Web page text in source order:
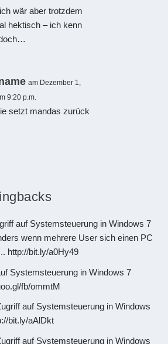
wär aber trotzdem
hektisch – ich kenn
am Dezember 1,
9:20 p.m.
setzt mandas zurück
auf Systemsteuerung in Windows 7
wenn mehrere User sich einen PC
http://bit.ly/a0Hy49
Systemsteuerung in Windows 7
fb/ommtM
auf Systemsteuerung in Windows
bit.ly/aAlDkt
auf Systemsteuerung in Windows